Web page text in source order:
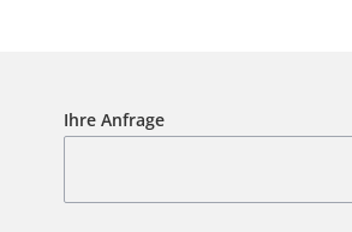
Ihre Anfrage